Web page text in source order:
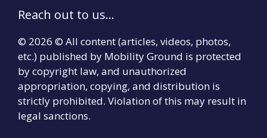
Reach out to us...
© 2026 © All content (articles, videos, photos,
etc.) published by Mobility Ground is protected
by copyright law, and unauthorized
appropriation, copying, and distribution is
strictly prohibited. Violation of this may result in
legal sanctions.